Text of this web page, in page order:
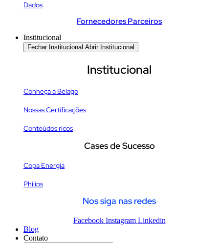
Dados
Fornecedores Parceiros
Institucional
Fechar Institucional Abrir Institucional
Institucional
Conheça a Belago
Nossas Certificações
Conteúdos ricos
Cases de Sucesso
Copa Energia
Philips
Nos siga nas redes
Facebook Instagram Linkedin
Blog
Contato